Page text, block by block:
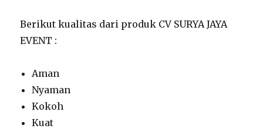
Berikut kualitas dari produk CV SURYA JAYA
EVENT :
Aman
Nyaman
Kokoh
Kuat